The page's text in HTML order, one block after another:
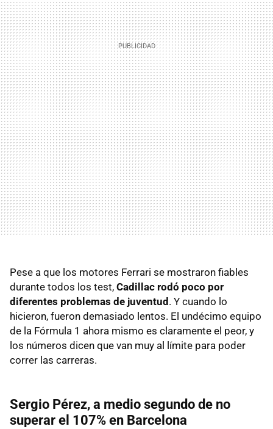
Pese a que los motores Ferrari se mostraron fiables
durante todos los test, Cadillac rodó poco por
diferentes problemas de juventud . Y cuando lo
hicieron, fueron demasiado lentos. El undécimo equipo
de la Fórmula 1 ahora mismo es claramente el peor, y
los números dicen que van muy al límite para poder
correr las carreras.
Sergio Pérez, a medio segundo de no
superar el 107% en Barcelona